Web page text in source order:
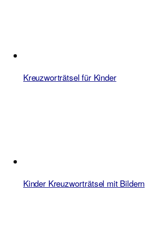
Kreuzworträtsel für Kinder
Kinder Kreuzworträtsel mit Bildern